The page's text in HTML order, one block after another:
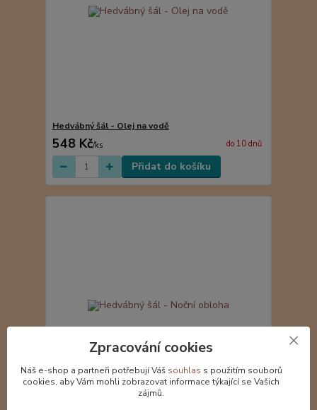
Hedvábný šál - Olej na vodě
548 Kč/ks do 10 dnů
Přidat do košíku
Zpracování cookies
Náš e-shop a partneři potřebují Váš souhlas s použitím souborů
cookies, aby Vám mohli zobrazovat informace týkající se Vašich
zájmů.